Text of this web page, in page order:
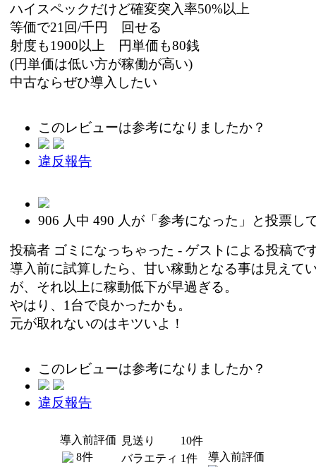
ハイスペックだけど確変突入率50%以上
等価で21回/千円 回せる
射度も1900以上 円単価も80銭
(円単価は低い方が稼働が高い)
中古ならぜひ導入したい
このレビューは参考になりましたか？
違反報告
906 人中 490 人が「参考になった」と投票し
投稿者 ゴミになっちゃった - ゲストによる投稿で
導入前に試算したら、甘い稼動となる事は見えて
が、それ以上に稼動低下が早過ぎる。
やはり、1台で良かったかも。
元が取れないのはキツいよ！
このレビューは参考になりましたか？
違反報告
導入前評価
8件
見送り
10件
バラエティ 1件
導入前評価